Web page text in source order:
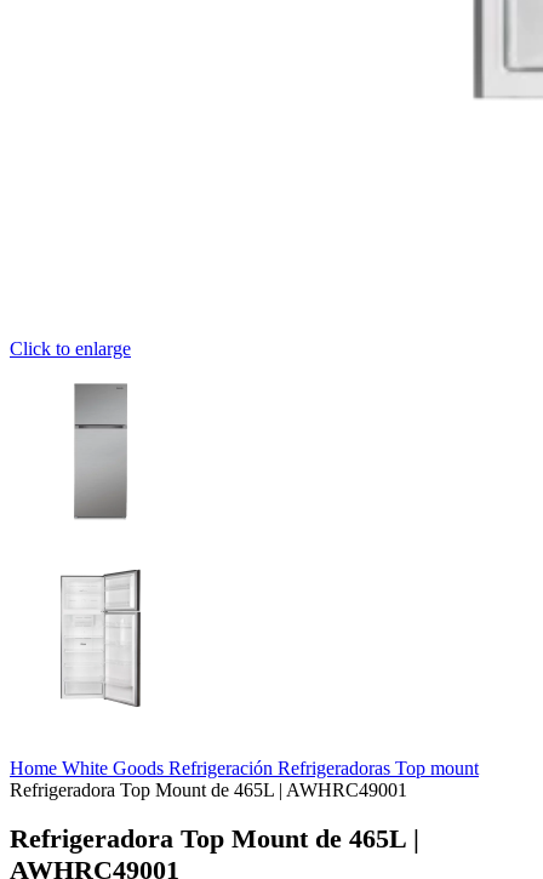
Click to enlarge
Home White Goods Refrigeración Refrigeradoras Top mount
Refrigeradora Top Mount de 465L | AWHRC49001
Refrigeradora Top Mount de 465L |
AWHRC49001